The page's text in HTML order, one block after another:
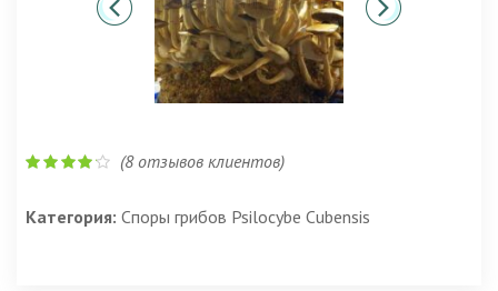
на основе
(8отзывов клиентов)
Категория: Споры грибов Psilocybe Cubensis